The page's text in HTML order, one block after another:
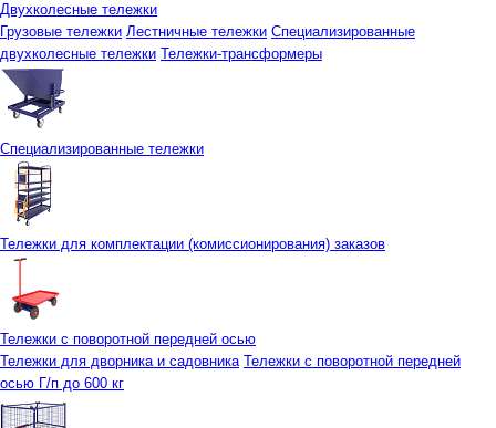
Двухколесные тележки
Грузовые тележки Лестничные тележки Специализированные
двухколесные тележки Тележки-трансформеры
Специализированные тележки
Тележки для комплектации (комиссионирования) заказов
Тележки с поворотной передней осью
Тележки для дворника и садовника Тележки с поворотной передней
осью Г/п до 600 кг